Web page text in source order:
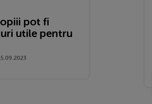
pot fi
utile pentru